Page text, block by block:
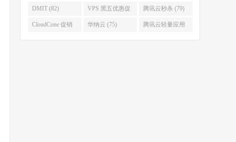
(92) (85) (83)
DMIT (82) VPS 黑五优惠促
销整理 (80)
腾讯云秒杀 (79)
CloudCone 促销 华纳云 (75) 腾讯云轻量应用